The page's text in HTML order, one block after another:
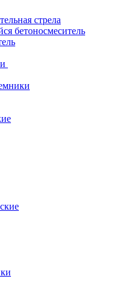
стрела
бетоносмеситель